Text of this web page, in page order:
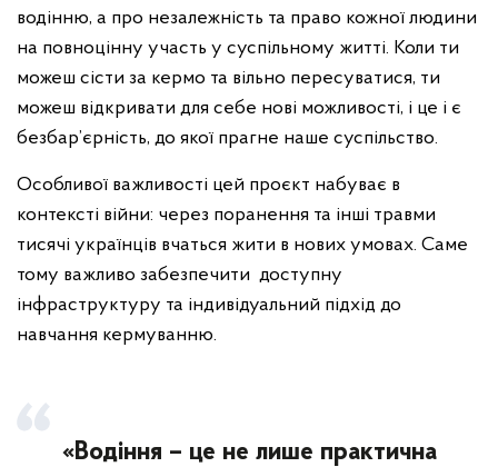
водінню, а про незалежність та право кожної людини
на повноцінну участь у суспільному житті. Коли ти
можеш сісти за кермо та вільно пересуватися, ти
можеш відкривати для себе нові можливості, і це і є
безбар’єрність, до якої прагне наше суспільство.
Особливої важливості цей проєкт набуває в
контексті війни: через поранення та інші травми
тисячі українців вчаться жити в нових умовах. Саме
тому важливо забезпечити доступну
інфраструктуру та індивідуальний підхід до
навчання кермуванню.
«Водіння – це не лише практична